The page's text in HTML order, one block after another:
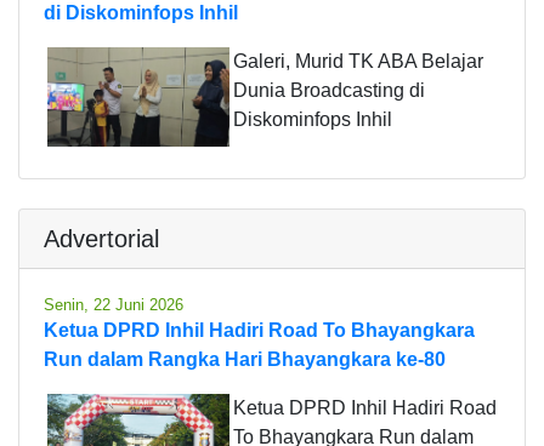
di Diskominfops Inhil
Galeri, Murid TK ABA Belajar
Dunia Broadcasting di
Diskominfops Inhil
Advertorial
Senin, 22 Juni 2026
Ketua DPRD Inhil Hadiri Road To Bhayangkara
Run dalam Rangka Hari Bhayangkara ke-80
Ketua DPRD Inhil Hadiri Road
To Bhayangkara Run dalam